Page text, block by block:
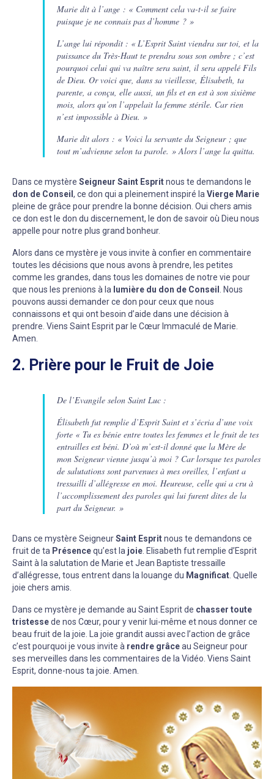
Marie dit à l’ange : « Comment cela va-t-il se faire
puisque je ne connais pas d’homme ? »
L’ange lui répondit : « L’Esprit Saint viendra sur toi, et la
puissance du Très-Haut te prendra sous son ombre ; c’est
pourquoi celui qui va naître sera saint, il sera appelé Fils
de Dieu. Or voici que, dans sa vieillesse, Élisabeth, ta
parente, a conçu, elle aussi, un fils et en est à son sixième
mois, alors qu’on l’appelait la femme stérile. Car rien
n’est impossible à Dieu. »
Marie dit alors : « Voici la servante du Seigneur ; que
tout m’advienne selon ta parole. » Alors l’ange la quitta.
Dans ce mystère Seigneur Saint Espritnous te demandons le
don de Conseil , ce don qui a pleinement inspiré laVierge Marie
pleine de grâce pour prendre la bonne décision. Oui chers amis
ce don est le don du discernement, le don de savoir où Dieu nous
appelle pour notre plus grand bonheur.
Alors dans ce mystère je vous invite à confier en commentaire
toutes les décisions que nous avons à prendre, les petites
comme les grandes, dans tous les domaines de notre vie pour
que nous les prenions à la lumière du don de Conseil . Nous
pouvons aussi demander ce don pour ceux que nous
connaissons et qui ont besoin d’aide dans une décision à
prendre. Viens Saint Esprit par le Cœur Immaculé de Marie.
Amen.
2. Prière pour le Fruit de Joie
De l’Evangile selon Saint Luc :
Élisabeth fut remplie d’Esprit Saint et s’écria d’une voix
forte « Tu es bénie entre toutes les femmes et le fruit de tes
entrailles est béni. D’où m’est-il donné que la Mère de
mon Seigneur vienne jusqu’à moi ? Car lorsque tes paroles
de salutations sont parvenues à mes oreilles, l’enfant a
tressailli d’allégresse en moi. Heureuse, celle qui a cru à
l’accomplissement des paroles qui lui furent dites de la
part du Seigneur. »
Dans ce mystère SeigneurSaint Espritnous te demandons ce
fruit de ta Présencequ’est la joie. Elisabeth fut remplie d’Esprit
Saint à la salutation de Marie et Jean Baptiste tressaille
d’allégresse, tous entrent dans la louange du Magnificat. Quelle
joie chers amis.
Dans ce mystère je demande au Saint Esprit de chasser toute
tristessede nos Cœur, pour y venir lui-même et nous donner ce
beau fruit de la joie. La joie grandit aussi avec l’action de grâce
c’est pourquoi je vous invite à rendre grâceau Seigneur pour
ses merveilles dans les commentaires de la Vidéo. Viens Saint
Esprit, donne-nous ta joie. Amen.